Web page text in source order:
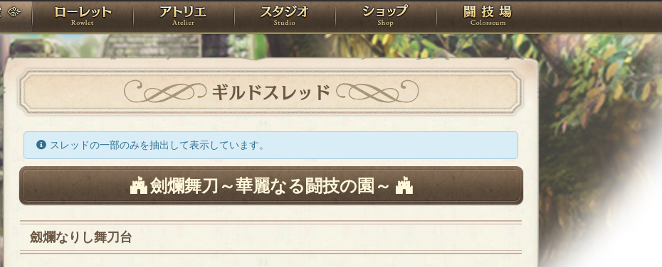
PandoraPartyProject
神殿 ローレット アトリエ スタジオ ショップ 闘技場
ギルドスレッド
スレッドの一部のみを抽出して表示しています。
劍爛舞刀～華麗なる闘技の園～
劔爛なりし舞刀台